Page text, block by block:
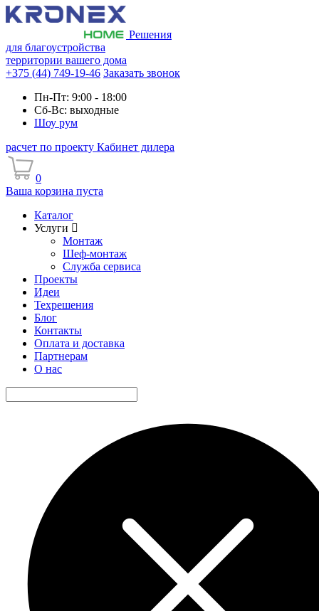
Решения
для благоустройства
территории вашего дома
+375 (44) 749-19-46 Заказать звонок
Пн-Пт: 9:00 - 18:00
Сб-Вс: выходные
Шоу рум
расчет по проекту Кабинет дилера
0
Ваша корзина пуста
Каталог
Услуги
Монтаж
Шеф-монтаж
Служба сервиса
Проекты
Идеи
Техрешения
Блог
Контакты
Оплата и доставка
Партнерам
О нас